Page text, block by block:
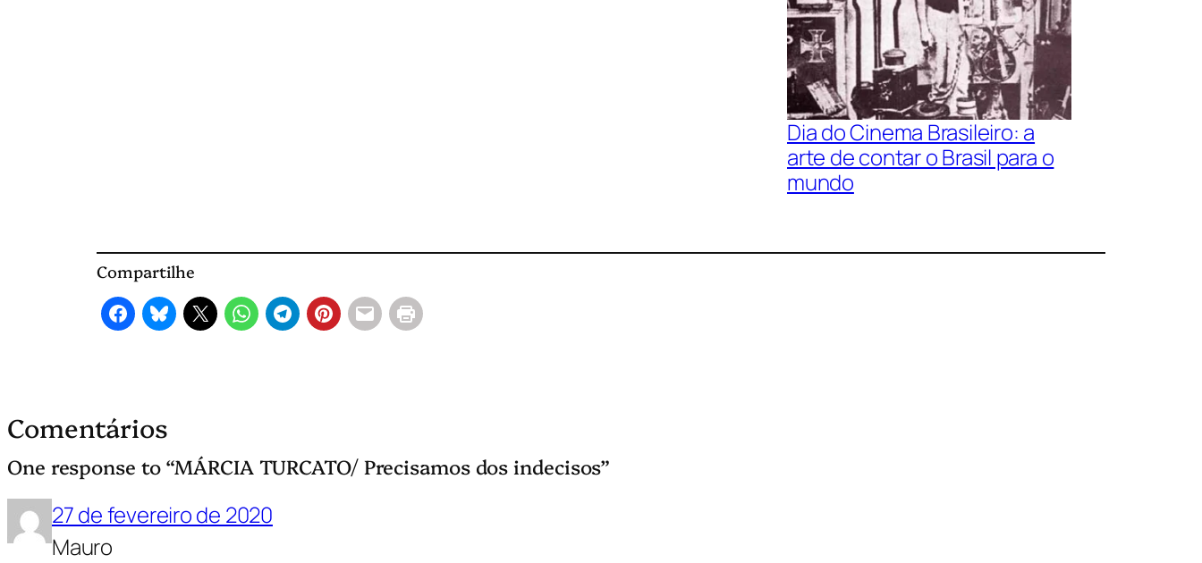
Dia do Cinema Brasileiro: a
arte de contar o Brasil para o
mundo
Compartilhe
Comentários
One response to “MÁRCIA TURCATO/ Precisamos dos indecisos”
27 de fevereiro de 2020
Mauro